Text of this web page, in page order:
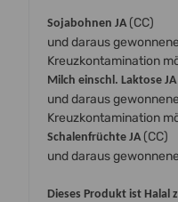
Sojabohnen JA(CC)
und daraus
Kreuzkontamination
Milch einschl. Laktose JA
und daraus
Kreuzkontamination
Schalenfrüchte JA(CC)
und daraus
Dieses Produkt ist Halal